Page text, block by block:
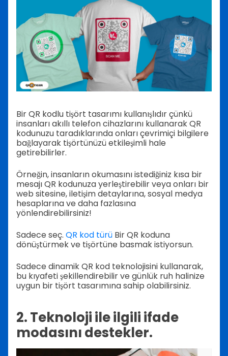
Bir QR kodlu tişört tasarımı kullanışlıdır çünkü
insanları akıllı telefon cihazlarını kullanarak QR
kodunuzu taradıklarında onları çevrimiçi bilgilere
bağlayarak tişörtünüzü etkileşimli hale
getirebilirler.
Örneğin, insanların okumasını istediğiniz kısa bir
mesajı QR kodunuza yerleştirebilir veya onları bir
web sitesine, iletişim detaylarına, sosyal medya
hesaplarına ve daha fazlasına
yönlendirebilirsiniz!
Sadece seç. QR kod türü Bir QR koduna
dönüştürmek ve tişörtüne basmak istiyorsun.
Sadece dinamik QR kod teknolojisini kullanarak,
bu kıyafeti şekillendirebilir ve günlük ruh halinize
uygun bir tişört tasarımına sahip olabilirsiniz.
2. Teknoloji ile ilgili ifade
modasını destekler.